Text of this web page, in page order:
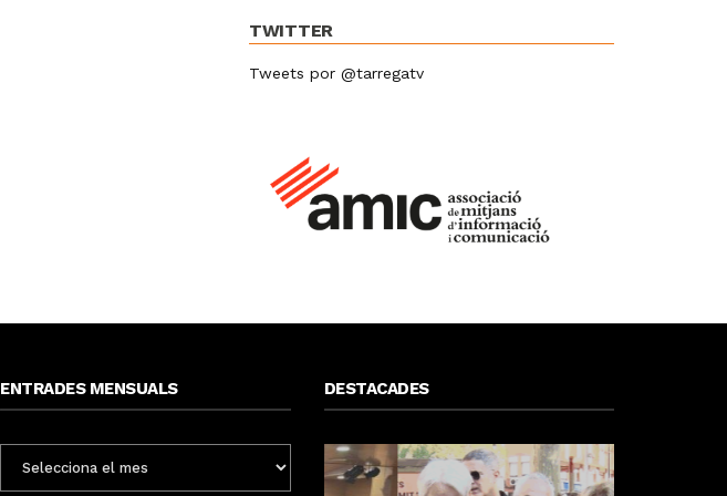
TWITTER
Tweets por @tarregatv
ENTRADES MENSUALS
MENSUALS
DESTACADES